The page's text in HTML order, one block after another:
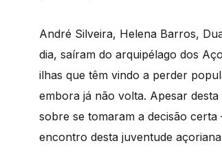
André Silveira, Helena Barros,
dia, saíram do arquipélago dos
ilhas que têm vindo a perder
embora já não volta. Apesar
sobre se tomaram a decisão certa
encontro desta juventude